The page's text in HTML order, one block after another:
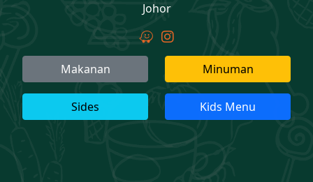
Johor
Makanan Minuman
Sides Kids Menu